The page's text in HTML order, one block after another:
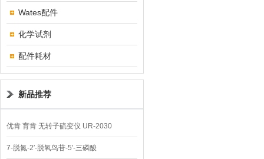
Wates配件
化学试剂
配件耗材
新品推荐
优肯 育肯 无转子硫变仪 UR-2030
7-脱氮-2′-脱氧鸟苷-5′-三磷酸